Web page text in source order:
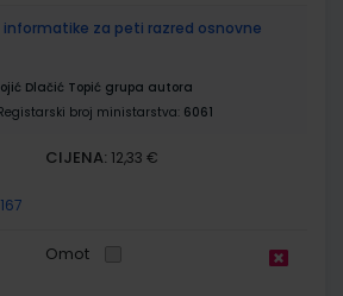
informatike za peti razred osnovne
Dlačić Topić grupa autora
broj ministarstva: 6061
CIJENA: 12,33 €
Omot